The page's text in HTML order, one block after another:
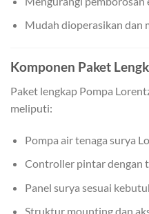
Mudah dioperasikan dan
Komponen Paket
Paket lengkap Pompa
meliputi:
Pompa air tenaga surya
Controller pintar dengan
Panel surya sesuai
Struktur mounting dan